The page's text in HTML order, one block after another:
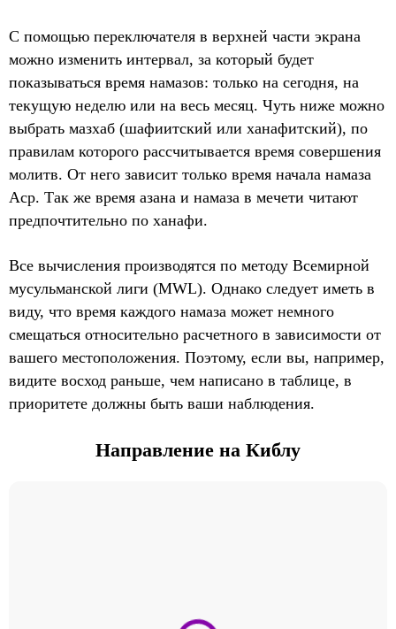
С помощью переключателя в верхней части экрана
можно изменить интервал, за который будет
показываться время намазов: только на сегодня, на
текущую неделю или на весь месяц. Чуть ниже можно
выбрать мазхаб (шафиитский или ханафитский), по
правилам которого рассчитывается время совершения
молитв. От него зависит только время начала намаза
Аср. Так же время азана и намаза в мечети читают
предпочтительно по ханафи.
Все вычисления производятся по методу Всемирной
мусульманской лиги (MWL). Однако следует иметь в
виду, что время каждого намаза может немного
смещаться относительно расчетного в зависимости от
вашего местоположения. Поэтому, если вы, например,
видите восход раньше, чем написано в таблице, в
приоритете должны быть ваши наблюдения.
Направление на Киблу